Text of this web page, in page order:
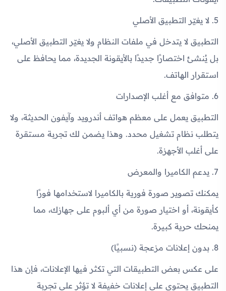
5. لا يغيّر التطبيق الأصلي
التطبيق لا يتدخل في ملفات النظام ولا يغيّر التطبيق الأصلي،
بل يُنشئ اختصارًا جديدًا بالأيقونة الجديدة، مما يحافظ على
استقرار الهاتف.
6. متوافق مع أغلب الإصدارات
التطبيق يعمل على معظم هواتف أندرويد وآيفون الحديثة، ولا
يتطلب نظام تشغيل محدد. وهذا يضمن لك تجربة مستقرة
على أغلب الأجهزة.
7. يدعم الكاميرا والمعرض
يمكنك تصوير صورة فورية بالكاميرا لاستخدامها فورًا
كأيقونة، أو اختيار صورة من أي ألبوم على جهازك، مما
يمنحك حرية كبيرة.
8. بدون إعلانات مزعجة (نسبيًا)
على عكس بعض التطبيقات التي تكثر فيها الإعلانات، فإن هذا
التطبيق يحتوي على إعلانات خفيفة لا تؤثر على تجربة